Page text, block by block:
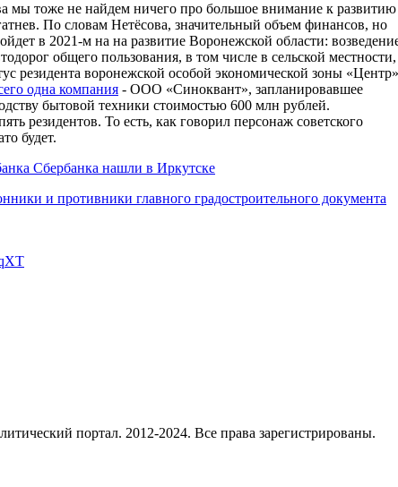
мы тоже не найдем ничего про большое внимание к развитию
По словам Нетёсова, значительный объем финансов, но
в 2021-м на на развитие Воронежской области:
общего пользования, в том числе в сельской местности,
резидента воронежской особой экономической зоны «Центр»
одна компания - ООО «Синоквант», запланировавшее
бытовой техники стоимостью 600 млн рублей.
резидентов. То есть, как говорил персонаж советского
будет.
Сбербанка нашли в Иркутске
и противники главного градостроительного документа
портал. 2012-2024. Все права зарегистрированы.